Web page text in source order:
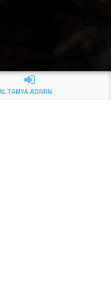
TANYA ADMIN